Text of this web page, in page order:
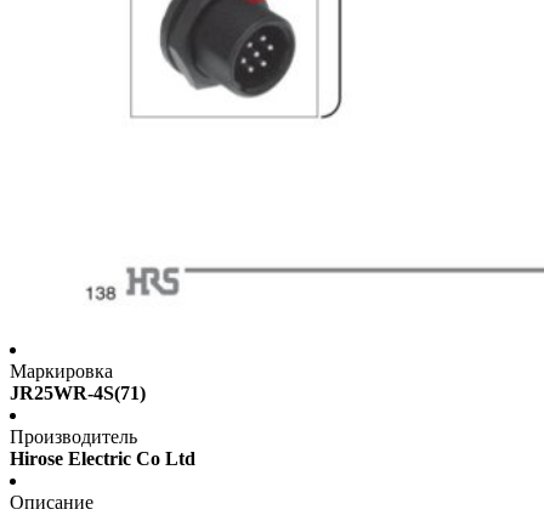
Маркировка
JR25WR-4S(71)
Производитель
Hirose Electric Co Ltd
Описание